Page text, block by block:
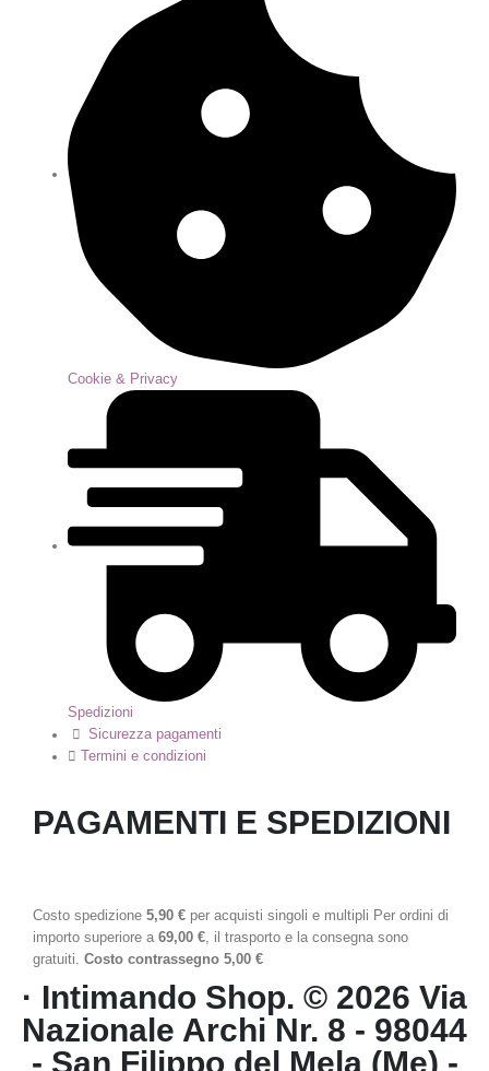
Cookie & Privacy
Spedizioni
Sicurezza pagamenti
Termini e condizioni
PAGAMENTI E SPEDIZIONI
Costo spedizione 5,90 € per acquisti singoli e multipli Per ordini di
importo superiore a 69,00 €, il trasporto e la consegna sono
gratuiti. Costo contrassegno 5,00 €
· Intimando Shop. © 2026 Via
Nazionale Archi Nr. 8 - 98044
- San Filippo del Mela (Me) -